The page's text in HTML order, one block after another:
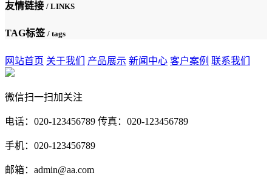
友情链接 / LINKS
TAG标签 / tags
网站首页 关于我们 产品展示 新闻中心 客户案例 联系我们
微信扫一扫加关注
电话：020-123456789 传真：020-123456789
手机：020-123456789
邮箱：admin@aa.com